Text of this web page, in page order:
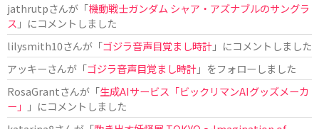
jathrutpさんが「機動戦士ガンダム シャア・アズナブルのサングラ
ス 」にコメントしました
lilysmith10さんが「ゴジラ音声目覚まし時計」にコメントしました
アッキーさんが「ゴジラ音声目覚まし時計」をフォローしました
RosaGrantさんが「生成AIサービス「ビックリマンAIグッズメーカ
ー」
」にコメントしました